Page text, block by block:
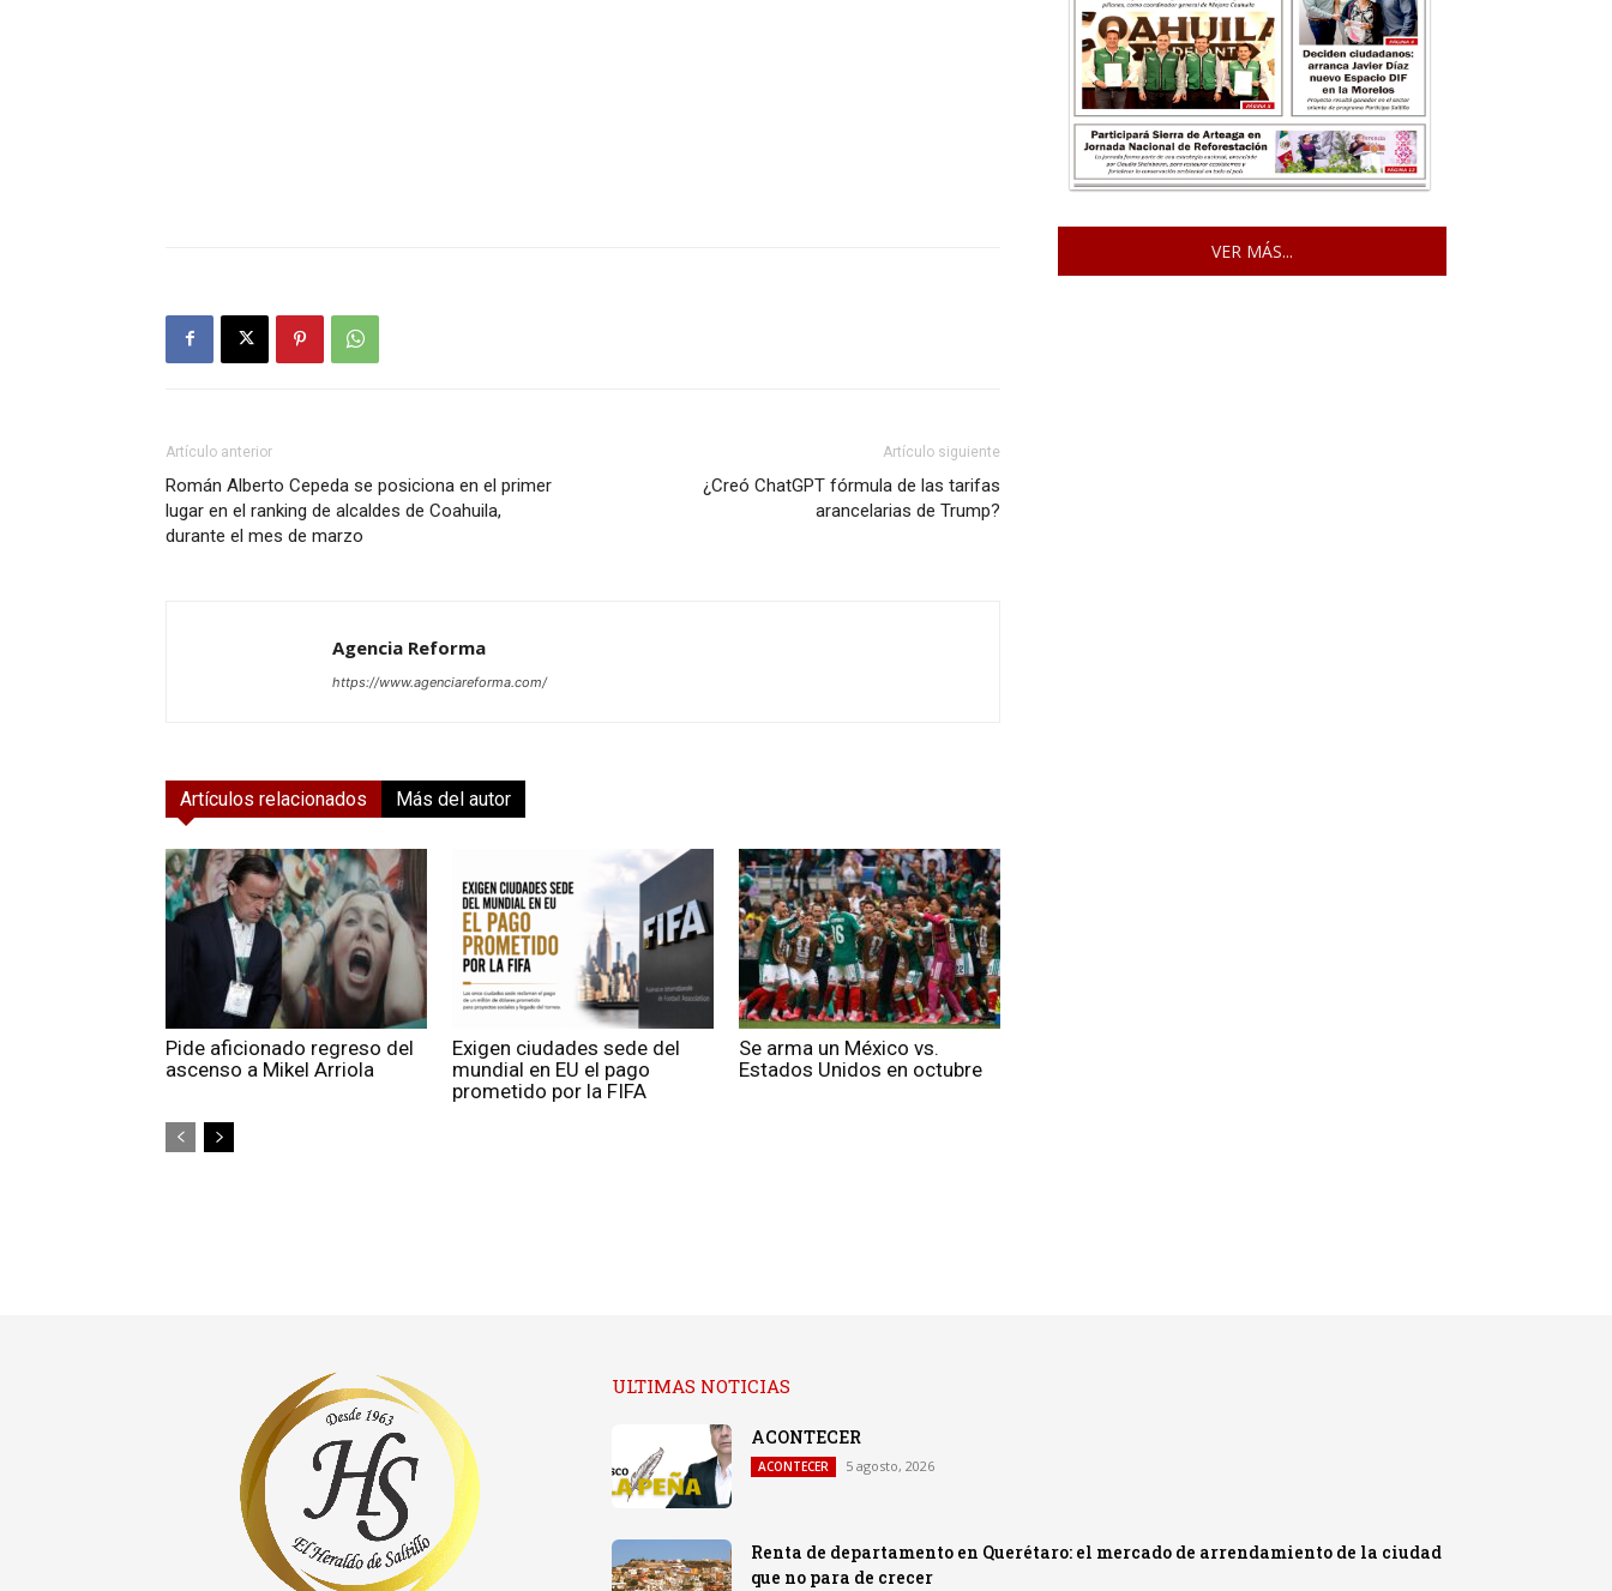
Artículo anterior
Román Alberto Cepeda se posiciona en el primer
lugar en el ranking de alcaldes de Coahuila,
durante el mes de marzo
Artículo siguiente
¿Creó ChatGPT fórmula de las tarifas
arancelarias de Trump?
Agencia Reforma
https://www.agenciareforma.com/
Artículos relacionados Más del autor
Pide aficionado regreso del
ascenso a Mikel Arriola
Exigen ciudades sede del
mundial en EU el pago
prometido por la FIFA
Se arma un México vs.
Estados Unidos en octubre
VER MÁS...
ULTIMAS NOTICIAS
ACONTECER
ACONTECER 5 agosto, 2026
Renta de departamento en Querétaro: el mercado de arrendamiento de la ciudad
que no para de crecer